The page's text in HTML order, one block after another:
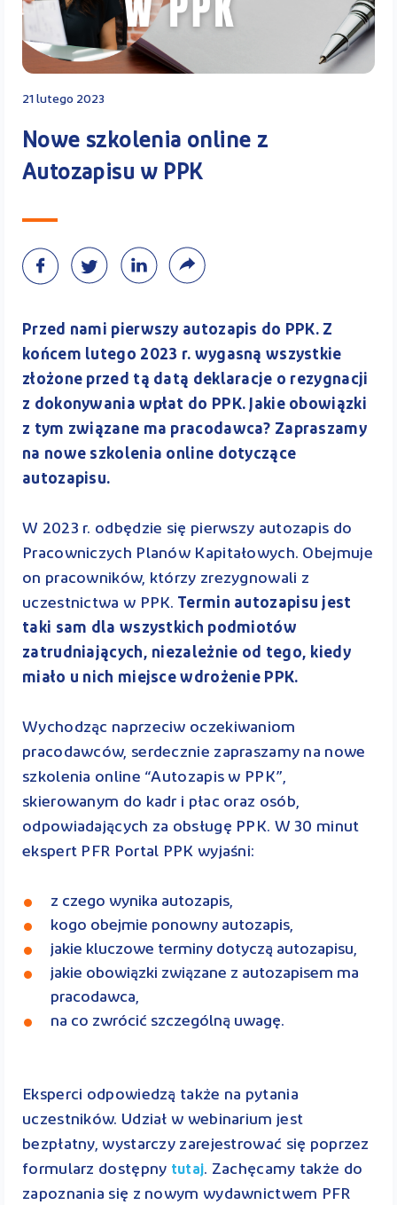
Kontakt
A
21 lutego 2023
Nowe szkolenia online z
Autozapisu w PPK
Przed nami pierwszy autozapis do PPK. Z
końcem lutego 2023 r. wygasną wszystkie
złożone przed tą datą deklaracje o rezygnacji
z dokonywania wpłat do PPK. Jakie obowiązki
z tym związane ma pracodawca? Zapraszamy
na nowe szkolenia online dotyczące
autozapisu.
W 2023 r. odbędzie się pierwszy autozapis do
Pracowniczych Planów Kapitałowych. Obejmuje
on pracowników, którzy zrezygnowali z
uczestnictwa w PPK. Termin autozapisu jest
taki sam dla wszystkich podmiotów
zatrudniających, niezależnie od tego, kiedy
miało u nich miejsce wdrożenie PPK.
Wychodząc naprzeciw oczekiwaniom
pracodawców, serdecznie zapraszamy na nowe
szkolenia online “Autozapis w PPK”,
skierowanym do kadr i płac oraz osób,
odpowiadających za obsługę PPK. W 30 minut
ekspert PFR Portal PPK wyjaśni:
z czego wynika autozapis,
kogo obejmie ponowny autozapis,
jakie kluczowe terminy dotyczą autozapisu,
jakie obowiązki związane z autozapisem ma
pracodawca,
na co zwrócić szczególną uwagę.
Eksperci odpowiedzą także na pytania
uczestników. Udział w webinarium jest
bezpłatny, wystarczy zarejestrować się poprzez
formularz dostępny tutaj. Zachęcamy także do
zapoznania się z nowym wydawnictwem PFR